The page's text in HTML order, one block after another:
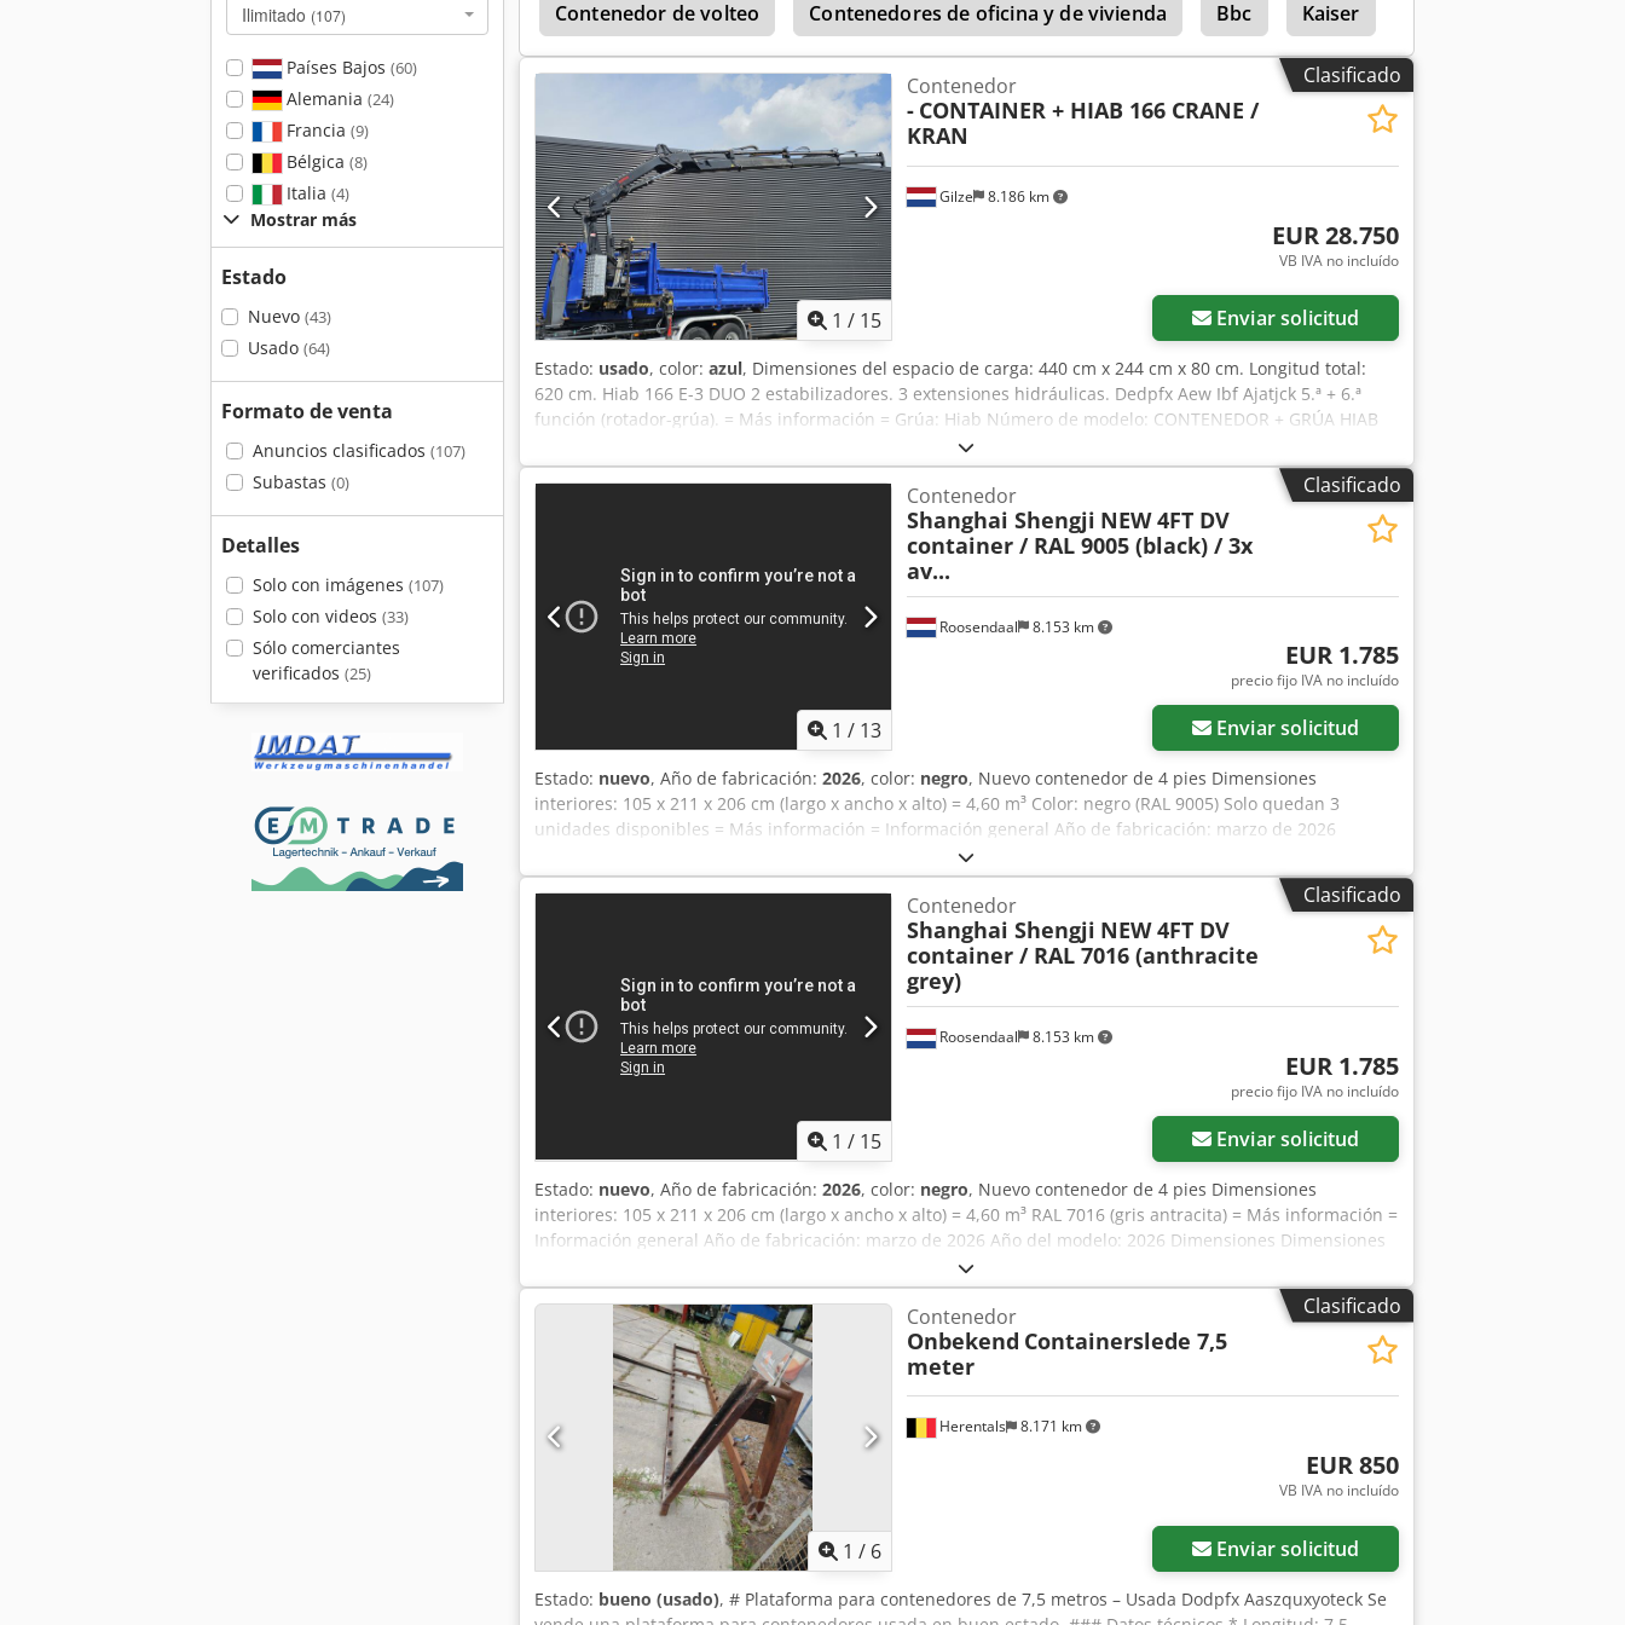
Ilimitado (107)
Países Bajos (60)
Alemania (24)
Francia (9)
Bélgica (8)
Italia (4)
Mostrar más
Estado
Nuevo (43)
Usado (64)
Formato de venta
Anuncios clasificados (107)
Subastas (0)
Detalles
Solo con imágenes (107)
Solo con videos (33)
Sólo comerciantes
verificados (25)
Arne Honingh.
Contenedor de volteo
Contenedores de oficina y de vivienda Bbc Kaiser
Damatomacchine Newton 20 Container
Clasificado
1 / 15
Gilze 8.186 km
Contenedor
- CONTAINER + HIAB 166 CRANE /
KRAN
EUR 28.750
VB IVA no incluído
Enviar solicitud
Estado: usado, color: azul, Dimensiones del espacio de carga: 440 cm x 244 cm x 80 cm. Longitud total:
620 cm. Hiab 166 E-3 DUO 2 estabilizadores. 3 extensiones hidráulicas. Dedpfx Aew Ibf Ajatjck 5.ª + 6.ª
función (rotador-grúa). = Más información = Grúa: Hiab Número de modelo: CONTENEDOR + GRÚA HIAB
166 / KRA = Información de la empresa = TODOS LOS PRECIOS SON NETOS PARA LA EXPORTACIÓN. (Joris
Versteijnen NL-DE-GB) (Wouter Greutink NL-DE-GB-ES-IT) (Hablamos ruso). Nos esforzamos al máximo por
proporcionar información correcta. Sin embargo, no se pueden derivar derechos de los textos publicados.
Clasificado
1 / 13
Roosendaal 8.153 km
Contenedor
Shanghai Shengji NEW 4FT DV
container / RAL 9005 (black) / 3x
av...
EUR 1.785
precio fijo IVA no incluído
Enviar solicitud
Estado: nuevo, Año de fabricación: 2026, color: negro, Nuevo contenedor de 4 pies Dimensiones
interiores: 105 x 211 x 206 cm (largo x ancho x alto) = 4,60 m³ Color: negro (RAL 9005) Solo quedan 3
unidades disponibles = Más información = Información general Año de fabricación: marzo de 2026
Modelo: 2026 Dimensiones Dimensiones (largo x ancho x alto): 120 x 220 x 226 cm Pesos Peso en vacío:
670 kg Carga útil: 2.330 kg Peso máximo autorizado: 3.000 kg Estado Estado general: muy bueno Estado
técnico: muy bueno Estado estético: muy bueno Seguridad del producto Dedpfx Aaszqu I Iotock
Fabricante: Shanghai Shengji Más información Póngase en contacto con Arne Honingh para obtener más
Clasificado
1 / 15
Roosendaal 8.153 km
Contenedor
Shanghai Shengji NEW 4FT DV
container / RAL 7016 (anthracite
grey)
EUR 1.785
precio fijo IVA no incluído
Enviar solicitud
Estado: nuevo, Año de fabricación: 2026, color: negro, Nuevo contenedor de 4 pies Dimensiones
interiores: 105 x 211 x 206 cm (largo x ancho x alto) = 4,60 m³ RAL 7016 (gris antracita) = Más información =
Información general Año de fabricación: marzo de 2026 Año del modelo: 2026 Dimensiones Dimensiones
(largo x ancho x alto): 120 x 220 x 226 cm Pesos Peso en vacío: 670 kg Carga útil: 2330 kg Peso máximo
autorizado: 3000 kg Estado Estado general: muy bueno Estado técnico: muy bueno Estado estético: muy
bueno Seguridad del producto Fabricante: Shanghai Shengji Más información Póngase en contacto con
Arne Honingh para obtener más información. Dcjdpfjzqtq Isx Aatok
Clasificado
1 / 6
Herentals 8.171 km
Contenedor
Onbekend Containerslede 7,5
meter
EUR 850
VB IVA no incluído
Enviar solicitud
Estado: bueno (usado), # Plataforma para contenedores de 7,5 metros – Usada Dodpfx Aaszquxyoteck Se